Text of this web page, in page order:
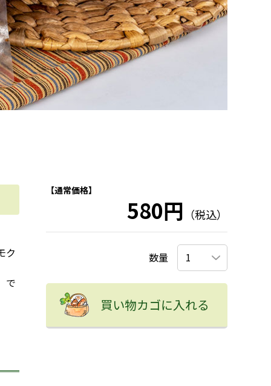
ク
で
【通常価格】
580円 （税込）
数量
買い物カゴに入れる